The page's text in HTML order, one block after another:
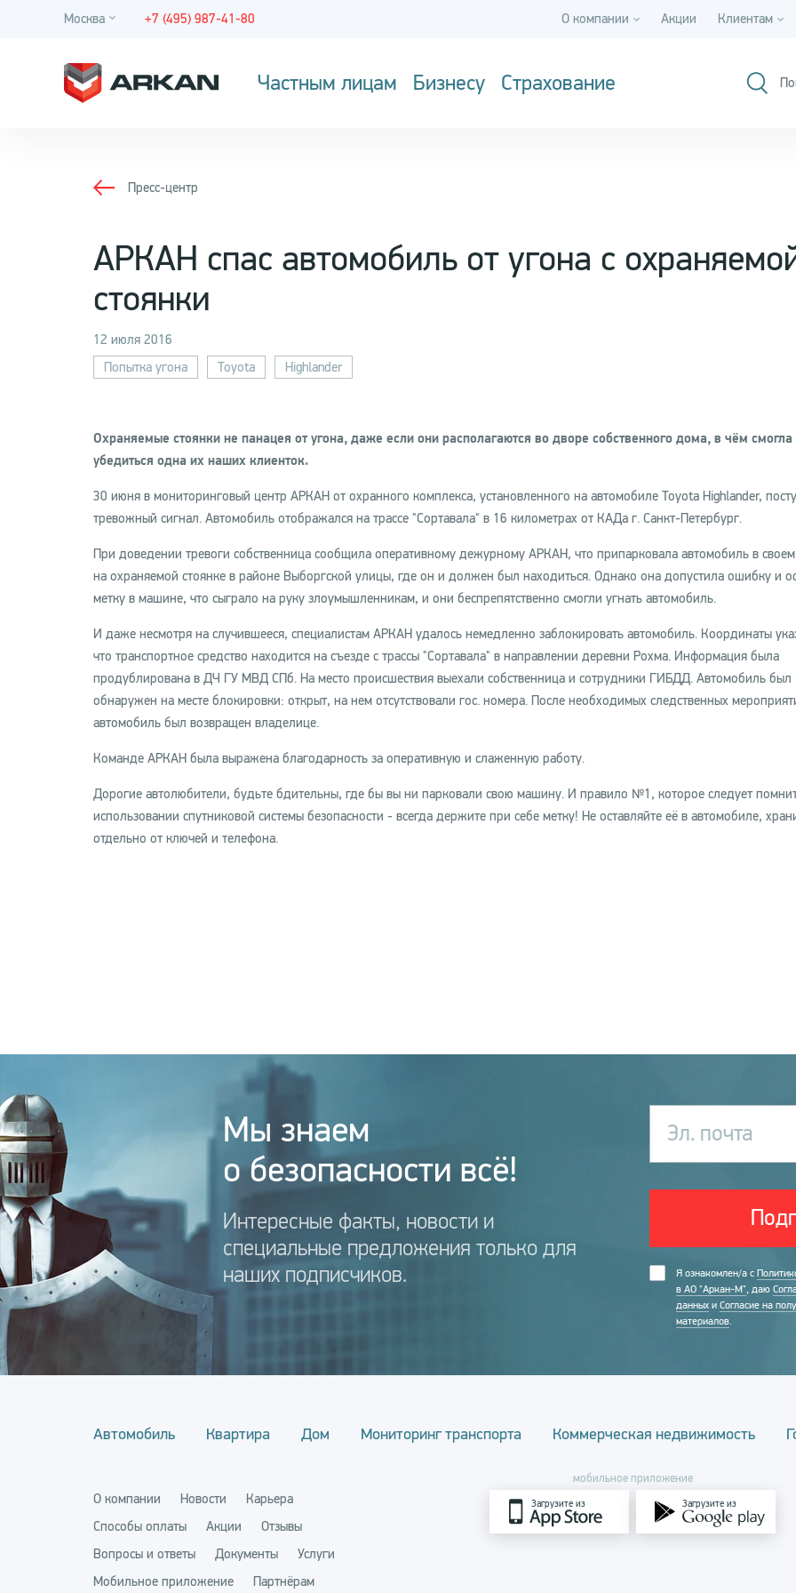
Москва +7 (495) 987-41-80 О компании Акции Клиентам
Частным лицам Бизнесу Страхование
Пресс-центр
АРКАН спас автомобиль от угона с
стоянки
12 июля 2016
Попытка угона
Toyota Highlander
Охраняемые стоянки не панацея от угона, даже если они располагаются во дворе собственного дома, в чём смогла
убедиться одна их наших клиенток.
30 июня в мониторинговый центр АРКАН от охранного комплекса, установленного на автомобиле Toyota Highlander,
тревожный сигнал. Автомобиль отображался на трассе "Сортавала" в 16 километрах от КАДа г. Санкт-Петербург.
При доведении тревоги собственница сообщила оперативному дежурному АРКАН, что припарковала автомобиль в
на охраняемой стоянке в районе Выборгской улицы, где он и должен был находиться. Однако она допустила ошибку и
метку в машине, что сыграло на руку злоумышленникам, и они беспрепятственно смогли угнать автомобиль.
И даже несмотря на случившееся, специалистам АРКАН удалось немедленно заблокировать автомобиль. Координаты
что транспортное средство находится на съезде с трассы "Сортавала" в направлении деревни Рохма. Информация была
продублирована в ДЧ ГУ МВД СПб. На место происшествия выехали собственница и сотрудники ГИБДД. Автомобиль был
обнаружен на месте блокировки: открыт, на нем отсутствовали гос. номера. После необходимых следственных
автомобиль был возвращен владелице.
Команде АРКАН была выражена благодарность за оперативную и слаженную работу.
Дорогие автолюбители, будьте бдительны, где бы вы ни парковали свою машину. И правило №1, которое следует
использовании спутниковой системы безопасности - всегда держите при себе метку! Не оставляйте её в автомобиле,
отдельно от ключей и телефона.
Мы знаем
о безопасности всё!
Интересные факты, новости и
специальные предложения только для
наших подписчиков.
Эл. почта
Я ознакомлен/а с
в АО "Аркан-М", даю
данных и Согласие на
материалов.
Автомобиль Квартира Дом Мониторинг транспорта Коммерческая недвижимость
О компании Новости
Карьера
Способы оплаты
Акции
Отзывы
Вопросы и ответы
Документы
Услуги
Мобильное приложение
Партнёрам
мобильное приложение
Загрузите из Загрузите из